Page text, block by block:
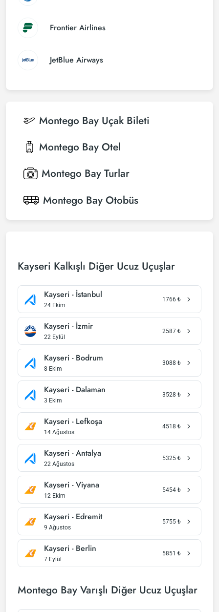
Frontier Airlines
JetBlue Airways
Montego Bay Uçak Bileti
Montego Bay Otel
Montego Bay Turlar
Montego Bay Otobüs
Kayseri Kalkışlı Diğer Ucuz Uçuşlar
Kayseri - İstanbul
24 Ekim
1766 ₺
Kayseri - İzmir
22 Eylül
2587 ₺
Kayseri - Bodrum
8 Ekim
3088 ₺
Kayseri - Dalaman
3 Ekim
3528 ₺
Kayseri - Lefkoşa
14 Ağustos
4518 ₺
Kayseri - Antalya
22 Ağustos
5325 ₺
Kayseri - Viyana
12 Ekim
5454 ₺
Kayseri - Edremit
9 Ağustos
5755 ₺
Kayseri - Berlin
7 Eylül
5851 ₺
Montego Bay Varışlı Diğer Ucuz Uçuşlar